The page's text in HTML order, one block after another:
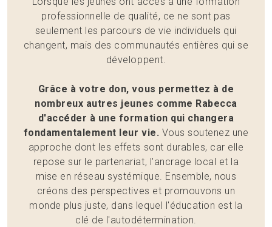
professionnelle de qualité, ce ne sont pas
seulement les parcours de vie individuels qui
changent, mais des communautés entières qui se
développent.
Grâce à votre don, vous permettez à de
nombreux autres jeunes comme Rabecca
d'accéder à une formation qui changera
fondamentalement leur vie. Vous soutenez une
approche dont les effets sont durables, car elle
repose sur le partenariat, l'ancrage local et la
mise en réseau systémique. Ensemble, nous
créons des perspectives et promouvons un
monde plus juste, dans lequel l'éducation est la
clé de l'autodétermination.